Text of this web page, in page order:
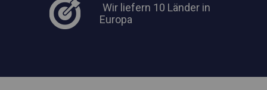
Wir liefern 10 Länder in
Europa